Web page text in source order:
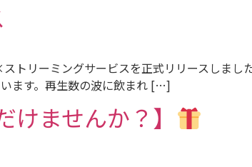
トリーミングサービスを正式リリースしまし
ます。再生数の波に飲まれ […]
けませんか？】